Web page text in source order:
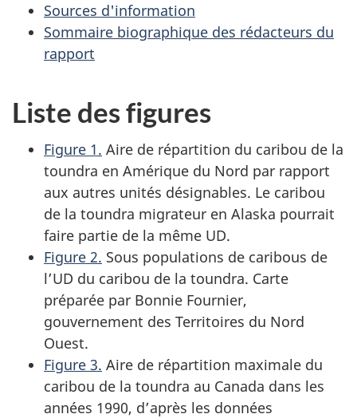
Sources d'information
Sommaire biographique des rédacteurs du
rapport
Liste des figures
Figure 1. Aire de répartition du caribou de la
toundra en Amérique du Nord par rapport
aux autres unités désignables. Le caribou
de la toundra migrateur en Alaska pourrait
faire partie de la même UD.
Figure 2. Sous populations de caribous de
l’UD du caribou de la toundra. Carte
préparée par Bonnie Fournier,
gouvernement des Territoires du Nord
Ouest.
Figure 3. Aire de répartition maximale du
caribou de la toundra au Canada dans les
années 1990, d’après les données